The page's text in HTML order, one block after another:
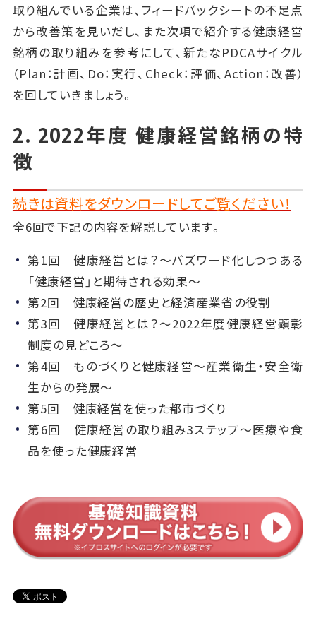
取り組んでいる企業は、フィードバックシートの不足点
から改善策を見いだし、また次項で紹介する健康経営
銘柄の取り組みを参考にして、新たなPDCAサイクル
（Plan：計画、Do：実行、Check：評価、Action：改善）
を回していきましょう。
2. 2022年度 健康経営銘柄の特
徴
続きは資料をダウンロードしてご覧ください！
全6回で下記の内容を解説しています。
第1回 健康経営とは？～バズワード化しつつある
「健康経営」と期待される効果～
第2回 健康経営の歴史と経済産業省の役割
第3回 健康経営とは？～2022年度健康経営顕彰
制度の見どころ～
第4回 ものづくりと健康経営～産業衛生・安全衛
生からの発展～
第5回 健康経営を使った都市づくり
第6回 健康経営の取り組み3ステップ～医療や食
品を使った健康経営